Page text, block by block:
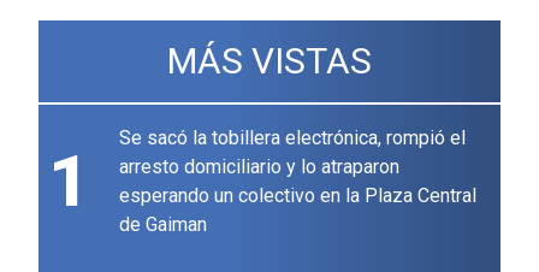
MÁS VISTAS
1
Se sacó la tobillera electrónica, rompió el
arresto domiciliario y lo atraparon
esperando un colectivo en la Plaza Central
de Gaiman